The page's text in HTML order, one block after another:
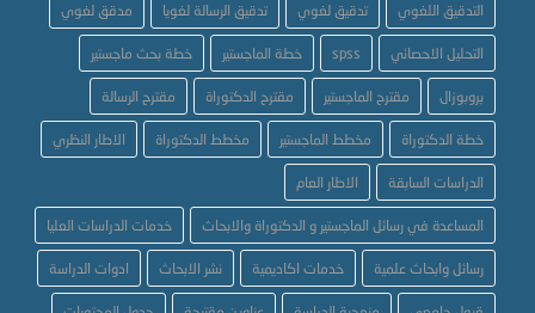
التدقيق اللغوي تدقيق لغوي تدقيق الرسالة لغويا مدقق لغوي
التحليل الاحصائي spss خطة الماجستير خطة بحث ماجستير
بروبوزال مقترح الماجستير مقترح الدكتوراة مقترح الرسالة
خطة الدكتوراة مخطط الماجستير مخطط الدكتوراة الاطار النظري
الدراسات السابقة الاطار العام
المساعدة في رسائل الماجستير و الدكتوراة والابحاث خدمات الدراسات العليا
رسائل وابحاث علمية خدمات اكاديمية نشر الابحاث ادوات الدراسة